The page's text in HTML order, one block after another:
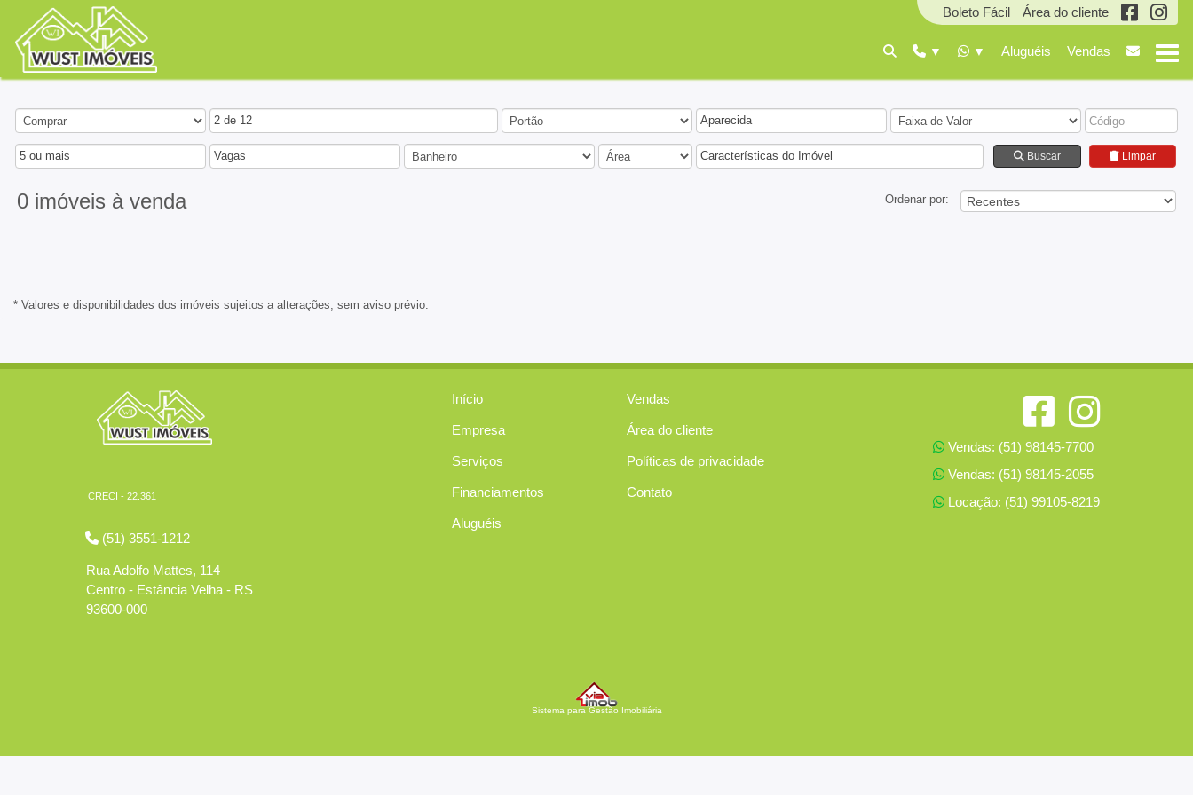
Boleto Fácil Área do cliente
Aluguéis Vendas
2 de 12 Aparecida
5 ou mais Vagas Características do Imóvel Buscar Limpar
0 imóveis à venda Ordenar por:
* Valores e disponibilidades dos imóveis sujeitos a alterações, sem aviso prévio.
CRECI - 22.361
(51) 3551-1212
Rua Adolfo Mattes, 114
Centro - Estância Velha - RS
93600-000
Início
Empresa
Serviços
Financiamentos
Aluguéis
Vendas
Área do cliente
Políticas de privacidade
Contato
Vendas: (51) 98145-7700
Vendas: (51) 98145-2055
Locação: (51) 99105-8219
Sistema para Gestão Imobiliária